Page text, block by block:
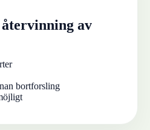
av
bortforsling